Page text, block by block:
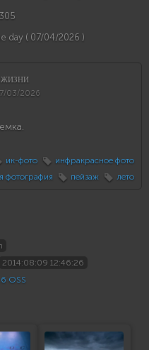
day ( 07/04/2026 )
03/2026
ик-фото
инфракрасное фото
фотография
пейзаж лето
2014:08:09 12:46:26
OSS